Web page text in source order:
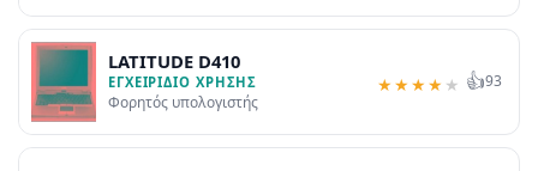
LATITUDE D410
ΕΓΧΕΙΡΊΔΙΟ ΧΡΉΣΗΣ
Φορητός υπολογιστής
★★★★ ★ 👍93